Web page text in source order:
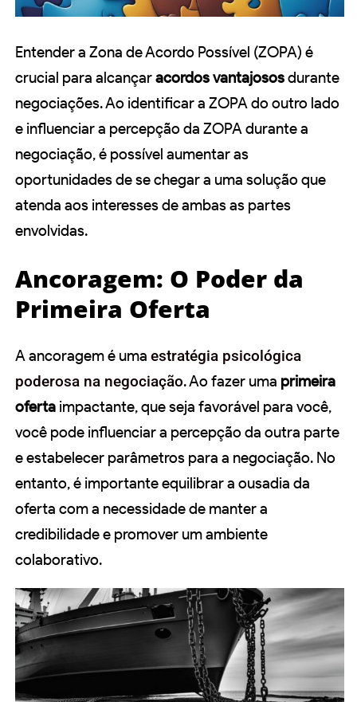
Entender a Zona de Acordo Possível (ZOPA) é
crucial para alcançaracordos vantajososdurante
negociações. Ao identificar a ZOPA do outro lado
e influenciar a percepção da ZOPA durante a
negociação, é possível aumentar as
oportunidades de se chegar a uma solução que
atenda aos interesses de ambas as partes
envolvidas.
Ancoragem: O Poder da
Primeira Oferta
A ancoragem é uma estratégia psicológica
poderosa na negociação. Ao fazer uma primeira
oferta impactante, que seja favorável para você,
você pode influenciar a percepção da outra parte
e estabelecer parâmetros para a negociação. No
entanto, é importante equilibrar a ousadia da
oferta com a necessidade de manter a
credibilidade e promover um ambiente
colaborativo.